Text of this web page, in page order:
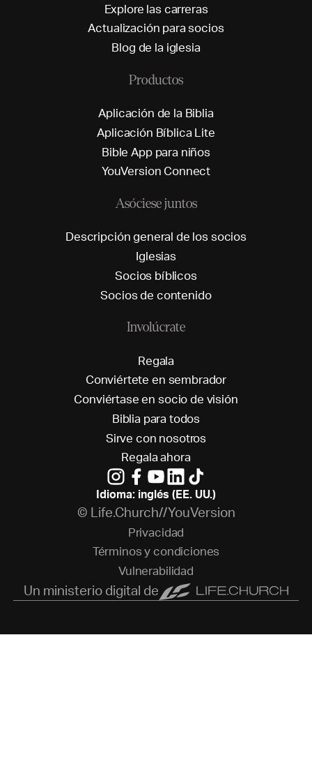
Explore las carreras
Actualización para socios
Blog de la iglesia
Productos
Aplicación de la Biblia
Aplicación Bíblica L ite
Bible App para niños
YouVersion Connect
Asóciese juntos
Descripción general de los socios
Iglesias
Socios bíblicos
Socios de contenido
Involúcrate
Regala
Conviértete en sembrador
Conviértase en sociode visión
Biblia para todos
Sirve con nosotros
Regala ahora
Idioma: inglés (EE. UU.)
© Life.Church//YouVersion
Privacidad
Términos y condiciones
Vulnerabilidad
Un ministerio digital de